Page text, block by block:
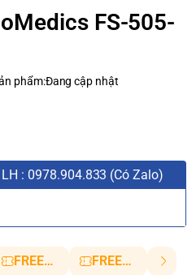
FS-505-
phẩm:Đang cập nhật
: 0978.904.833 (Có Zalo)
FREESHIP5 FREESHIP10